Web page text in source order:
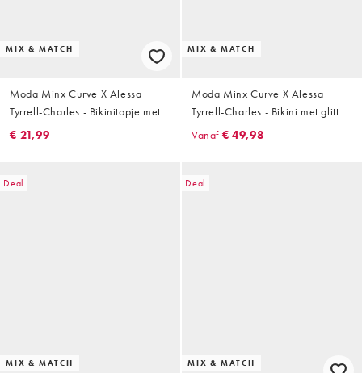
MIX & MATCH
Moda Minx Curve X Alessa
Tyrrell-Charles - Bikinitopje met
geknoopte voorkant en
€ 21,99
MIX & MATCH
Moda Minx Curve X Alessa
Tyrrell-Charles - Bikini met glitter
in olijfgroen
Vanaf € 49,98
Deal
MIX & MATCH
Deal
MIX & MATCH